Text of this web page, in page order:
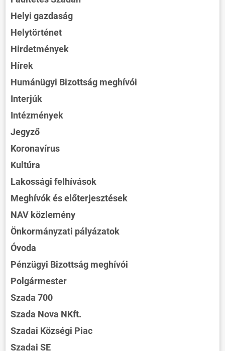
Helyi gazdaság
Helytörténet
Hirdetmények
Hírek
Humánügyi Bizottság meghívói
Interjúk
Intézmények
Jegyző
Koronavírus
Kultúra
Lakossági felhívások
Meghívók és előterjesztések
NAV közlemény
Önkormányzati pályázatok
Óvoda
Pénzügyi Bizottság meghívói
Polgármester
Szada 700
Szada Nova NKft.
Szadai Községi Piac
Szadai SE